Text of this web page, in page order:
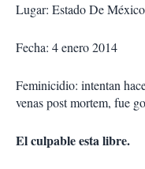
Lugar: Estado De México
Fecha: 4 enero 2014
Feminicidio: intentan
venas post mortem, fue
El culpable esta libre.